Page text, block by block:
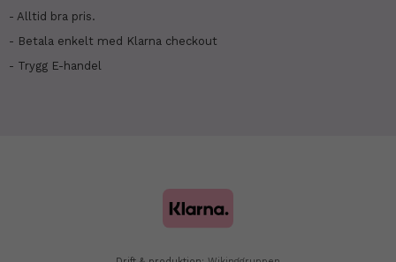
- Alltid bra pris.
- Betala enkelt med Klarna checkout
- Trygg E-handel